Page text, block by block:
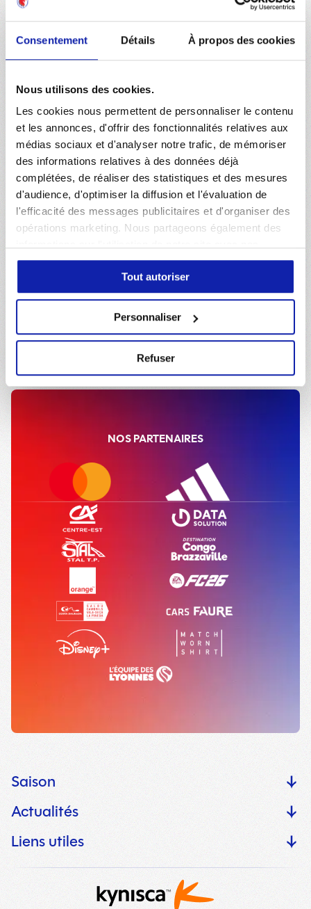
Consentement Détails À propos des cookies
Nous utilisons des cookies.
Les cookies nous permettent de personnaliser le contenu
et les annonces, d'offrir des fonctionnalités relatives aux
médias sociaux et d'analyser notre trafic, de mémoriser
des informations relatives à des données déjà
complétées, de réaliser des statistiques et des mesures
d'audience, d'optimiser la diffusion et l'évaluation de
l'efficacité des messages publicitaires et d'organiser des
opérations marketing. Nous partageons également des
partenaires de médias sociaux, de publicité et d'analyse,
qui peuvent combiner celles-ci avec d'autres
informations que vous leur avez fournies ou qu'ils ont
collectées lors de votre utilisation de leurs services. Vous
rendant sur la pageDonnées Personnellesà tout
Tout autoriser
Personnaliser
Refuser
Sélection : Tabitha Chawinga et Sofia Bekhaled à la
CAN 2026
25 JUILLET 2026
Salma Paralluelo rejoint les Lyonnes jusqu’en 2030
2 3 …
Accueil Actualités
NOS PARTENAIRES
Saison
Actualités
Liens utiles